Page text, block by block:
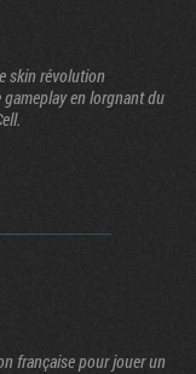
skin révolution
en lorgnant du
française pour jouer un